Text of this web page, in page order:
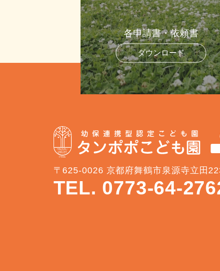
各申請書・依頼書
ダウンロード
〒625-0026 京都府舞鶴市泉源寺立田
TEL. 0773-64-